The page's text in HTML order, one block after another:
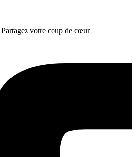
Partagez votre coup de cœur